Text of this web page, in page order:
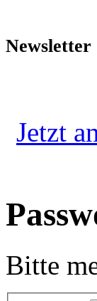
Newsletter
Jetzt
Bitte